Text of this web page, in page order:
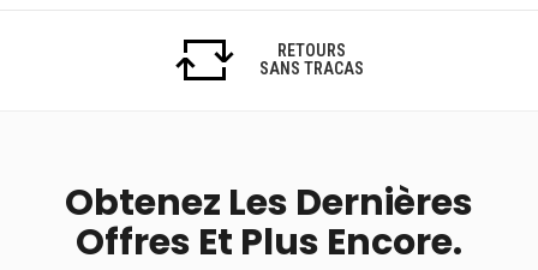
RETOURS
SANS TRACAS
Obtenez Les Dernières
Offres Et Plus Encore.